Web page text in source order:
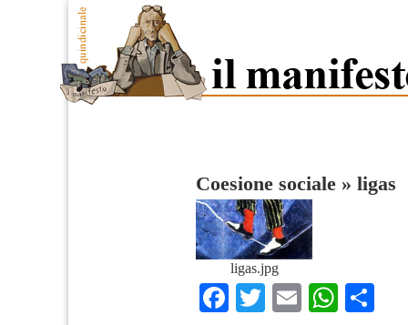
Coesione sociale » ligas
ligas.jpg
Facebook
TwitterEmail